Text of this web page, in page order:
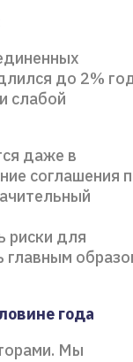
до 2%
слабой
даже в
соглашения
риски для
главным
года
Мы